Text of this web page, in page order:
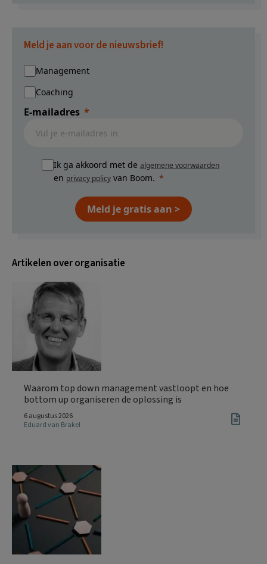
Meld je aan voor de nieuwsbrief!
Management
Coaching
E-mailadres
Ik ga akkoord met de algemene voorwaarden
en privacy policy van Boom.
Meld je gratis aan >
Artikelen over organisatie
Waarom top down management vastloopt en hoe
bottom up organiseren de oplossing is
6 augustus 2026
Eduard van Brakel